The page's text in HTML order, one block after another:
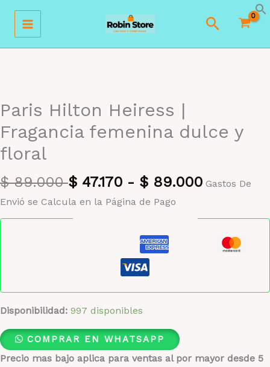
contenido
Buscar
Paris Hilton Heiress |
Fragancia femenina dulce y
floral
$89.000 $ 47.170 - $ 89.000 Gastos De
Envió se Calcula en la Página de Pago
Disponibilidad: 997 disponibles
COMPRAR EN WHATSAPP
Precio mas bajo aplica para ventas al por mayor desde 5